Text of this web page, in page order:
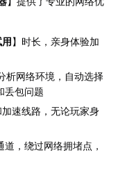
】时长，亲身体验加
析网络环境，自动选择
丢包问题
速线路，无论玩家身
道，绕过网络拥堵点，